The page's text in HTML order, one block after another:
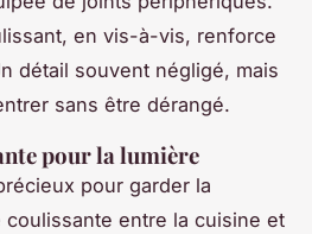
en vis-à-vis, renforce
détail souvent négligé, mais
sans être dérangé.
pour la lumière
pour garder la
entre la cuisine et